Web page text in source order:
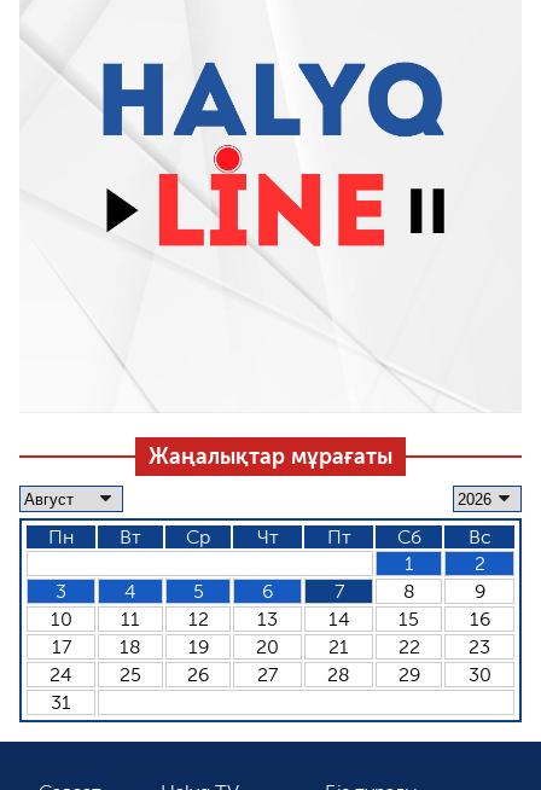
Жаңалықтар мұрағаты
Пн Вт Ср Чт Пт Сб
Вс
1
2
3
4 5 6 7 8
9
10
11 12 13 14 15
16
17
18 19 20 21 22
23
24
25 26 27 28 29
30
31